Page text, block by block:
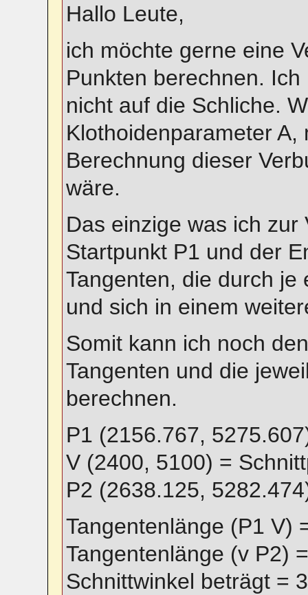
Hallo Leute,
ich möchte gerne eine
Punkten berechnen.
nicht auf die Schliche.
Klothoidenparameter A,
Berechnung dieser
wäre.
Das einzige was ich
Startpunkt P1 und der
Tangenten, die durch
und sich in einem
Somit kann ich noch
Tangenten und die
berechnen.
P1 (2156.767,
V (2400, 5100) =
P2 (2638.125,
Tangentenlänge (P1 V)
Tangentenlänge (v P2)
Schnittwinkel beträgt =